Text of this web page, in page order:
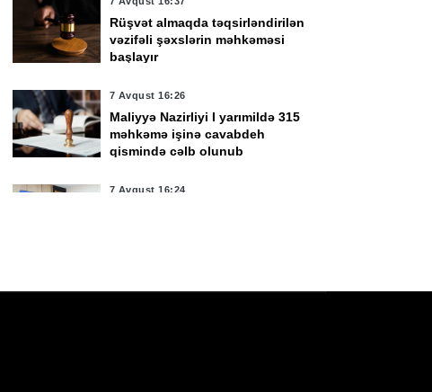
7 Avqust 15:38
Hərbi qulluqçular üçün
məharət dərəcələri üzrə
keçirilir
Çimərliyə gedənlərin
nəzərinə!
Rüşvət almaqda təqsirləndirilən
vəzifəli şəxslərin məhkəməsi
başlayır
7 Avqust 16:26
Maliyyə Nazirliyi I yarımildə 315
məhkəmə işinə cavabdeh
qismində cəlb olunub
7 Avqust 16:24